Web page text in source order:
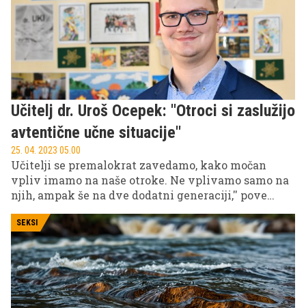
Učitelj dr. Uroš Ocepek: ''Otroci si zaslužijo
avtentične učne situacije''
25. 04. 2023 05.00
Učitelji se premalokrat zavedamo, kako močan
vpliv imamo na naše otroke. Ne vplivamo samo na
njih, ampak še na dve dodatni generaciji,'' pove
Uroš Ocepek, ki svoje znanje predaja na Srednji
tehniški in poklicni šoli Trbovlje in se je podpisal
pod Trboveljski valček. Posebnost tega je, da ga je
ustvaril ob pomoči treh dijakov in umetne
inteligence. Gre za sploh prvi tovrstni valček v
Sloveniji.
SEKSI